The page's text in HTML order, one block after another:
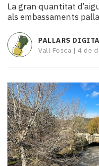
Cultura
Esports
Mai
tant!
TV
El
temps
Reportatges
Entrevistes
Enquestes
A
escena!
La gran quantitat
als embassaments
PALLARS
Vall Fosca |4 de